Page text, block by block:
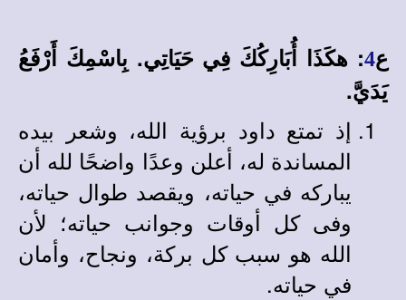
ع4: هكَذَا أُبَارِكُكَ فِي حَيَاتِي. بِاسْمِكَ أَرْفَعُ
يَدَيَّ.
إذ تمتع داود برؤية الله، وشعر بيده
المساندة له، أعلن وعدًا واضحًا لله أن
يباركه في حياته، ويقصد طوال حياته،
وفى كل أوقات وجوانب حياته؛ لأن
الله هو سبب كل بركة، ونجاح، وأمان
في حياته.